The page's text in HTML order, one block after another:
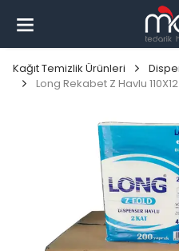
Kağıt Temizlik Ürünleri
Long Rekabet Z Havlu